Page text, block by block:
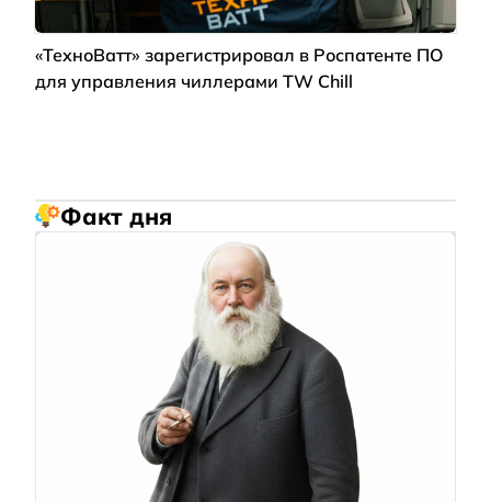
«ТехноВатт» зарегистрировал в Роспатенте ПО
для управления чиллерами TW Chill
Факт дня